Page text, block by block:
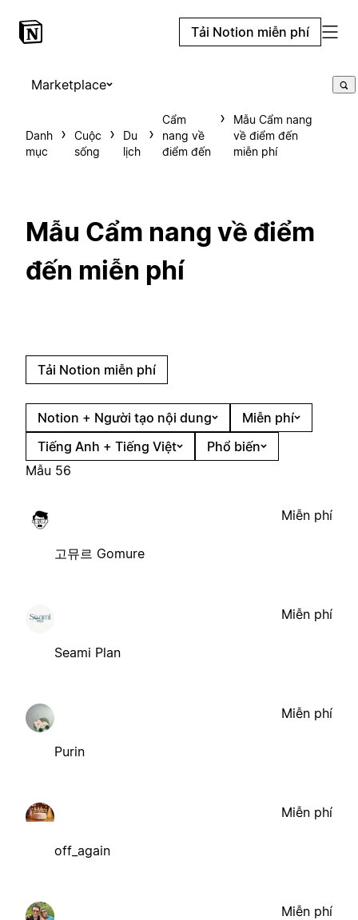
Tải Notion miễn phí
Marketplace
Danh
mục
Cuộc
sống
Du
lịch
Cẩm
nang về
điểm đến
Mẫu Cẩm nang
về điểm đến
miễn phí
Mẫu Cẩm nang về điểm
đến miễn phí
Tải Notion miễn phí
Notion + Người tạo nội dung
Miễn phí
Tiếng Anh + Tiếng Việt
Phổ biến
Mẫu 56
고뮤르 Gomure
Miễn phí
Seami Plan
Miễn phí
Purin
Miễn phí
off_again
Miễn phí
Miễn phí